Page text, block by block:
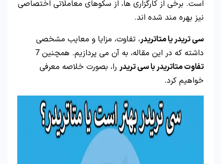
است. برخی از کارگزاری ها، از سکوهای معاملاتی اختصاصی
نیز بهره مند شده اند.
سی تریدر یا متاتریدر، تفاوت، مزایا و معایب مشخصی
داشته که در این مقاله، به آن می پردازیم. همچنین 7
تفاوت متاتریدر با سی تریدر را، بصورت خلاصه معرفی
خواهیم کرد.